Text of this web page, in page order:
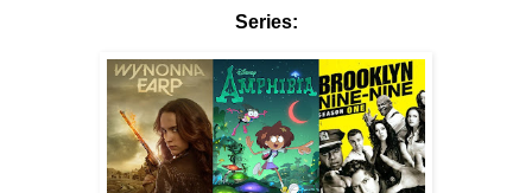
Series: